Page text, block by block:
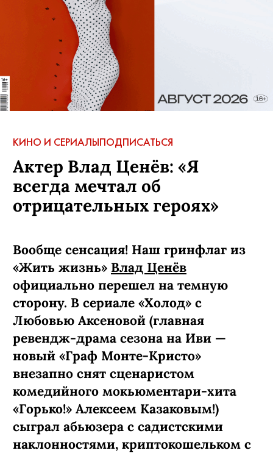
КИНО И СЕРИАЛЫПОДПИСАТЬСЯ
Актер Влад Ценёв: «Я
всегда мечтал об
отрицательных героях»
Вообще сенсация! Наш гринфлаг из
«Жить жизнь» Влад Ценёв
официально перешел на темную
сторону. В сериале «Холод» с
Любовью Аксеновой (главная
ревендж-­драма сезона на Иви —
новый «Граф Монте-­Кристо»
внезапно снят сценаристом
комедийного мокьюментари-хита
«Горько!» Алексеем Казаковым!)
сыграл абьюзера с садистскими
наклонностями, криптокошельком с